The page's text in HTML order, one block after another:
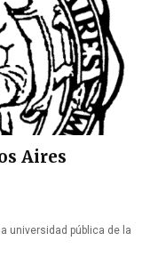
Aires
universidad pública de la